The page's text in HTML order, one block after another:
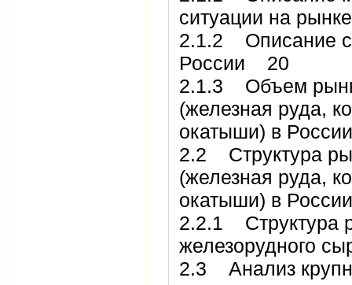
ситуации на
2.1.2 Описание
России 20
2.1.3 Объем
(железная руда,
окатыши) в
2.2 Структура
(железная руда,
окатыши) в
2.2.1 Структура
железорудного
2.3 Анализ